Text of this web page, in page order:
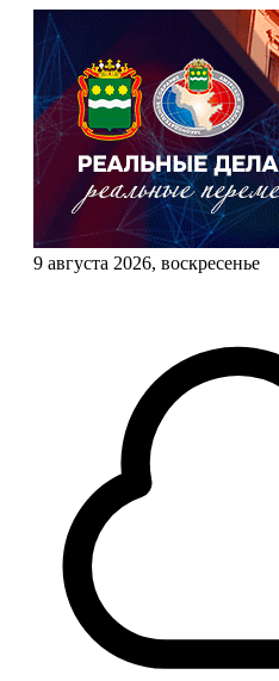
9 августа 2026, воскресенье